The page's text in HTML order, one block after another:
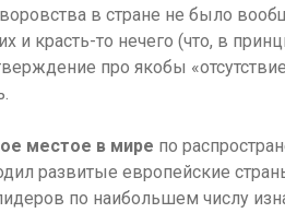
в стране не было
и красть-то нечего (что, в
про якобы «отсутствие
местое в мире по
развитые европейские
по наибольшем числу